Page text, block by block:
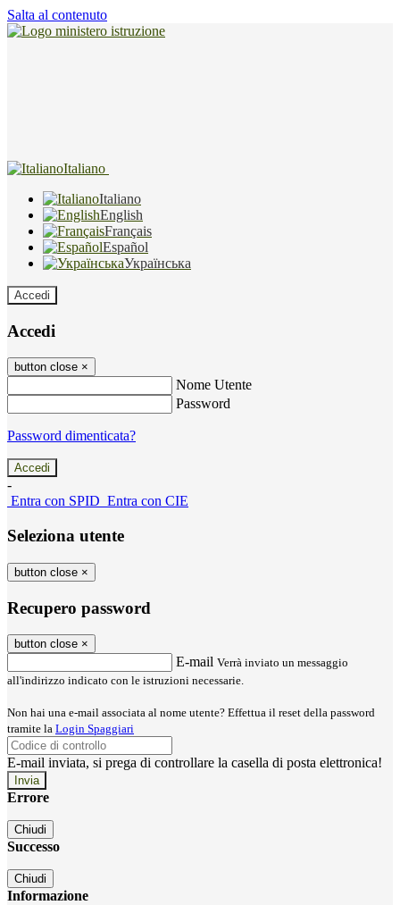
Salta al contenuto
Italiano
Italiano
English
Français
Español
Українська
Accedi
Accedi
button close ×
Nome Utente
Password
Password dimenticata?
-
Entra con SPID Entra con CIE
Seleziona utente
button close ×
Recupero password
button close ×
E-mail Verrà inviato un messaggio
all'indirizzo indicato con le istruzioni necessarie.
Non hai una e-mail associata al nome utente? Effettua il reset della password
tramite la Login Spaggiari
E-mail inviata, si prega di controllare la casella di posta elettronica!
Errore
Chiudi
Successo
Chiudi
Informazione